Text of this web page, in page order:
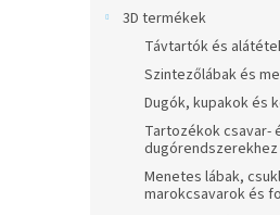
3D termékek
Távtartók és
Szintezőlábak és
Dugók, kupakok és
Tartozékok csavar-
dugórendszerekhez
Menetes lábak,
marokcsavarok és